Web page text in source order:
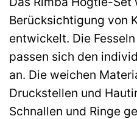
Berücksichtigung von
entwickelt. Die
passen sich den
an. Die weichen
Druckstellen und
Schnallen und Ringe